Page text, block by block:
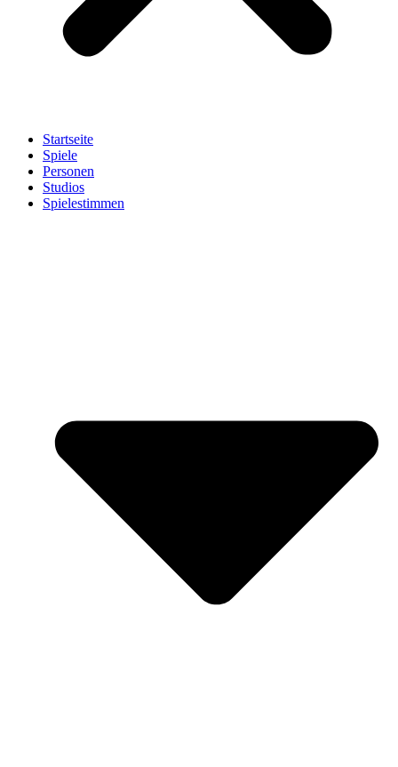
Startseite
Spiele
Personen
Studios
Spielestimmen